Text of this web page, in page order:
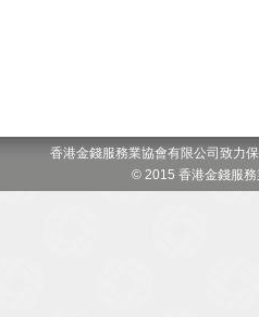
香港金錢服務業協會有限公司致力
© 2015 香港金錢服